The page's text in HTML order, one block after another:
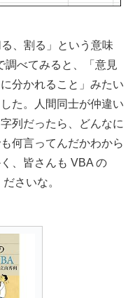
、割る」という意味
調べてみると、「意見
分かれること」みたい
た。人間同士が仲違い
列だったら、どんなに
何言ってんだかわから
、皆さんも VBA の
さいな。